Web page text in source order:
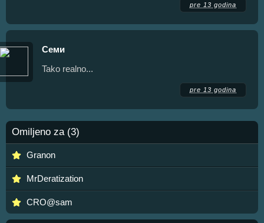
pre 13 godina
Семи
Tako realno...
pre 13 godina
Omiljeno za (3)
Granon
MrDeratization
CRO@sam